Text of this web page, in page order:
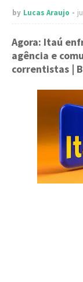
by Lucas Araujo
Agora: Itaú
agência e
correntistas |